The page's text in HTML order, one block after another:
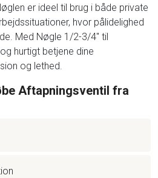
er ideel til brug i både private
hvor pålidelighed
Med Nøgle 1/2-3/4'' til
hurtigt betjene dine
og lethed.
Aftapningsventil fra